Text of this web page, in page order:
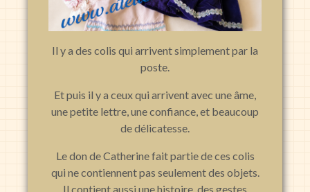
Il y a des colis qui arrivent simplement par la
poste.
Et puis il y a ceux qui arrivent avec une âme,
une petite lettre, une confiance, et beaucoup
de délicatesse.
Le don de Catherine fait partie de ces colis
qui ne contiennent pas seulement des objets.
Il contient aussi une histoire, des gestes